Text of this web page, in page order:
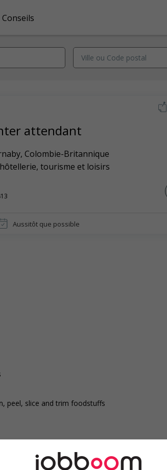
Conseils
attendant
, Colombie-Britannique
tourisme et loisirs
Aussitôt que possible
peel, slice and trim foodstuffs